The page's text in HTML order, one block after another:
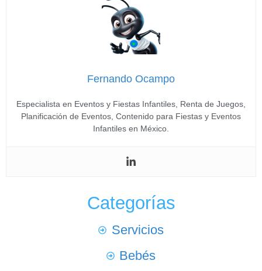
Fernando Ocampo
Especialista en Eventos y Fiestas Infantiles, Renta de Juegos,
Planificación de Eventos, Contenido para Fiestas y Eventos
Infantiles en México.
Categorías
Servicios
Bebés